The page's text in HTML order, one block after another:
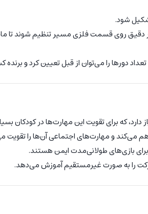
شود.
دقیق روی قسمت فلزی مسیر تنظیم شوند
دورها را می‌توان از قبل تعیین کرد و
که برای تقویت این مهارت‌ها در کودکان
می‌کند و مهارت‌های اجتماعی آن‌ها را تقویت
بازی‌های طولانی‌مدت ایمن هستند.
حرکت را به صورت غیرمستقیم آموزش می‌دهد.